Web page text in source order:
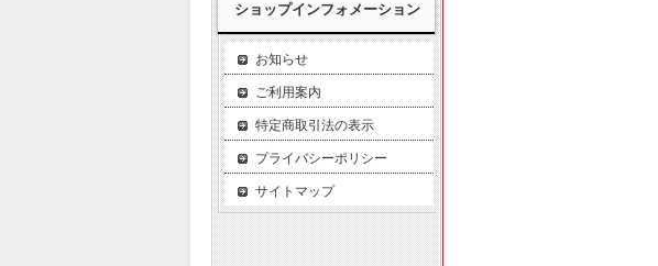
ショップインフォメーション
お知らせ
ご利用案内
特定商取引法の表示
プライバシーポリシー
サイトマップ